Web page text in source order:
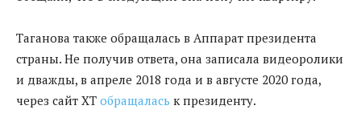
Таганова также обращалась в Аппарат президента
страны. Не получив ответа, она записала видеоролики
и дважды, в апреле 2018 года и в августе 2020 года,
через сайт ХТ обращалась к президенту.